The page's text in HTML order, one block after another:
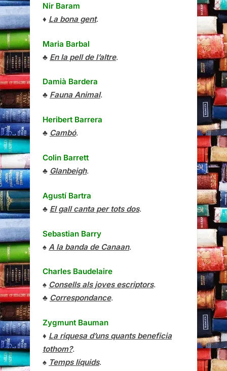
Nir Baram
♦ La bona gent.
Maria Barbal
♣ En la pell de l’altre.
Damià Bardera
♣ Fauna Animal.
Heribert Barrera
♣ Cambó.
Colin Barrett
♣ Glanbeigh.
Agustí Bartra
♣ El gall canta per tots dos.
Sebastian Barry
♠ A la banda de Canaan.
Charles Baudelaire
♠ Consells als joves escriptors.
♣ Correspondance.
Zygmunt Bauman
♦ La riquesa d’uns quants beneficia
tothom?.
♠ Temps líquids.